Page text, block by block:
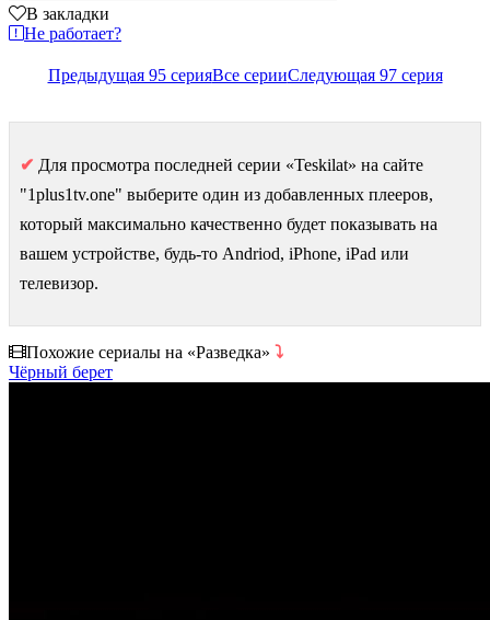
В закладки
Не работает?
Предыдущая 95 серияВсе серииСледующая 97 серия
✔ Для просмотра последней серии «Teskilat» на сайте
"1plus1tv.one" выберите один из добавленных плееров,
который максимально качественно будет показывать на
вашем устройстве, будь-то Andriod, iPhone, iPad или
телевизор.
Похожие сериалы на «Разведка» ⤵
Чёрный берет